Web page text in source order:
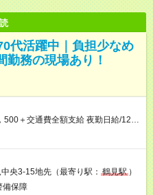
代活躍中｜負担少なめ
勤務の現場あり！
500＋交通費全額支給 夜勤日給/12，
給10，000円
」支給 公共
で、交通費全額支給！ 自動車通
もあります ※規程あり ◆日当保
央3-15地先（最寄り駅： 鶴見駅 ）
備保障